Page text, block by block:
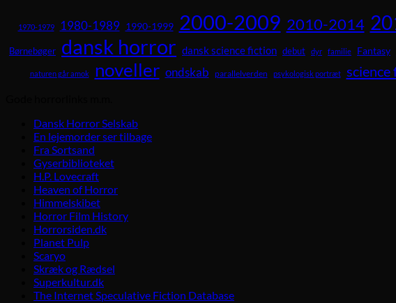
1970-1979 1980-1989 1990-1999 2000-2009 2010-2014
Børnebøger dansk horror dansk science fiction debut dyr familie Fantasy
naturen går amok noveller ondskab parallelverden psykologisk portræt science
Dansk Horror Selskab
En lejemorder ser tilbage
Fra Sortsand
Gyserbiblioteket
H.P. Lovecraft
Heaven of Horror
Himmelskibet
Horror Film History
Horrorsiden.dk
Planet Pulp
Scaryo
Skræk og Rædsel
Superkultur.dk
The Internet Speculative Fiction Database